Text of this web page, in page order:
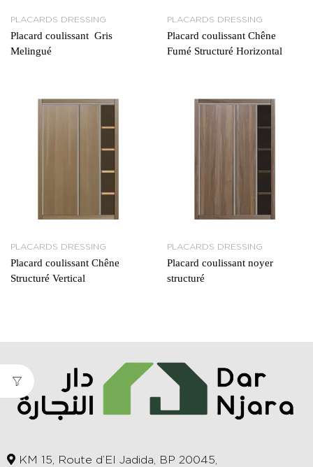
PLACARDS DRESSING
Placard coulissant Gris
Melingué
PLACARDS DRESSING
Placard coulissant Chêne
Fumé Structuré Horizontal
PLACARDS DRESSING
Placard coulissant Chêne
Structuré Vertical
PLACARDS DRESSING
Placard coulissant noyer
structuré
KM 15, Route d’El Jadida, BP 20045,